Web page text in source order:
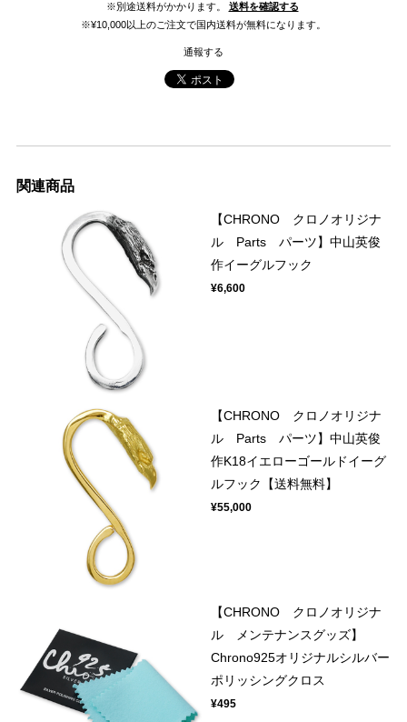
※別途送料がかかります。
送料を確認する
※¥10,000以上のご注文で国内送料が無料になります。
通報する
関連商品
【CHRONO クロノオリジナ
ル Parts パーツ】中山英俊
作イーグルフック
¥6,600
【CHRONO クロノオリジナ
ル Parts パーツ】中山英俊
作K18イエローゴールドイーグ
ルフック【送料無料】
¥55,000
【CHRONO クロノオリジナ
ル メンテナンスグッズ】
Chrono925オリジナルシルバー
ポリッシングクロス
¥495